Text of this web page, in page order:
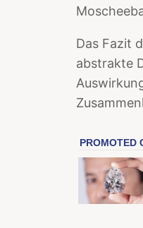
Das Fazit
abstrakte